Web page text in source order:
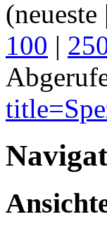
(neueste |
100 |